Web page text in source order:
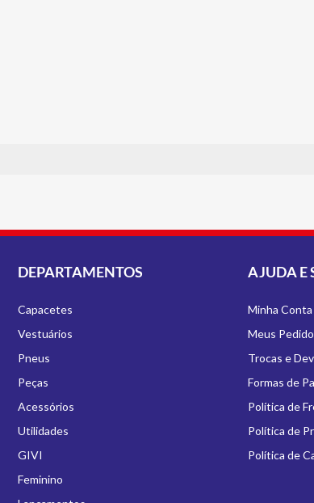
DEPARTAMENTOS
Capacetes
Vestuários
Pneus
Peças
Acessórios
Utilidades
GIVI
Feminino
AJUDA E
Minha Conta
Meus
Trocas e
Formas de
Política de
Política de
Política de